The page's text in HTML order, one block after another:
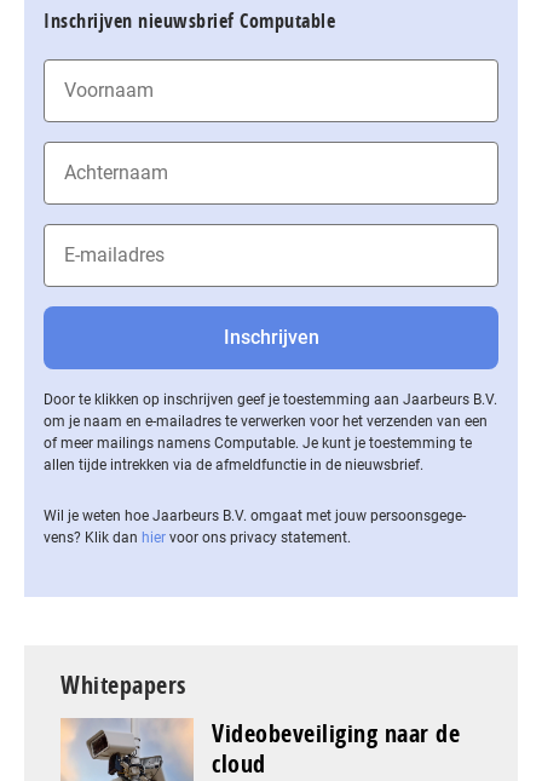
Inschrijven nieuwsbrief Computable
Door te klikken op inschrijven geef je toestemming aan Jaarbeurs B.V.
om je naam en e-mailadres te verwerken voor het verzenden van een
of meer mailings namens Computable. Je kunt je toestemming te
allen tijde intrekken via de af­meld­func­tie in de nieuwsbrief.
Wil je weten hoe Jaarbeurs B.V. omgaat met jouw per­soons­ge­ge­
vens? Klik dan hier voor ons privacy statement.
Whitepapers
Videobeveiliging naar de
cloud